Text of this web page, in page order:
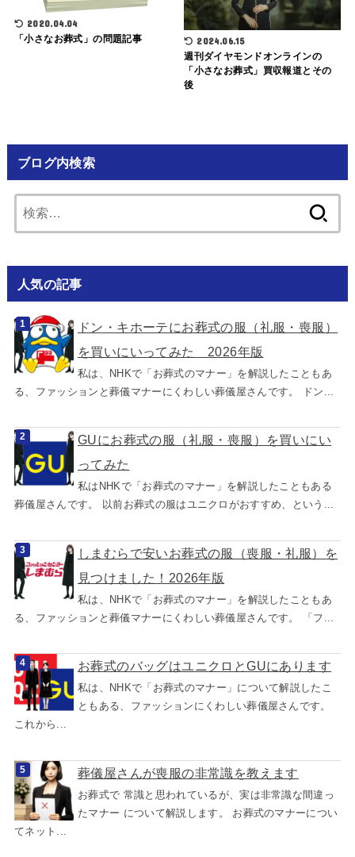
2020.04.04
「小さなお葬式」の問題記事 2024.06.15
週刊ダイヤモンドオンラインの
「小さなお葬式」買収報道とその
後
ブログ内検索
索:
人気の記事
ドン・キホーテにお葬式の服（礼服・喪服）
を買いにいってみた 2026年版
私は、NHKで「お葬式のマナー」を解説したこともあ
る、ファッションと葬儀マナーにくわしい葬儀屋さんです。 ドン...
GUにお葬式の服（礼服・喪服）を買いにい
ってみた
私はNHKで「お葬式のマナー」を解説したこともある
葬儀屋さんです。 以前お葬式の服はユニクロがおすすめ、という...
しまむらで安いお葬式の服（喪服・礼服）を
見つけました！2026年版
私は、NHKで「お葬式のマナー」を解説したこともあ
る、ファッションと葬儀マナーにくわしい葬儀屋さんです。 「フ...
お葬式のバッグはユニクロとGUにあります
私は、NHKで「お葬式のマナー」について解説したこ
ともある、ファッションにくわしい葬儀屋さんです。
これから...
葬儀屋さんが喪服の非常識を教えます
お葬式で 常識と思われているが、実は非常識な間違っ
たマナー について解説します。 お葬式のマナーについ
てネット...